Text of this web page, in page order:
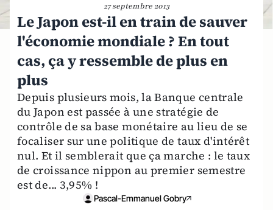
27 septembre 2013
Le Japon est-il en train de sauver
l'économie mondiale ? En tout
cas, ça y ressemble de plus en
plus
Depuis plusieurs mois, la Banque centrale
du Japon est passée à une stratégie de
contrôle de sa base monétaire au lieu de se
focaliser sur une politique de taux d'intérêt
nul. Et il semblerait que ça marche : le taux
de croissance nippon au premier semestre
est de... 3,95% !
Pascal-Emmanuel Gobry